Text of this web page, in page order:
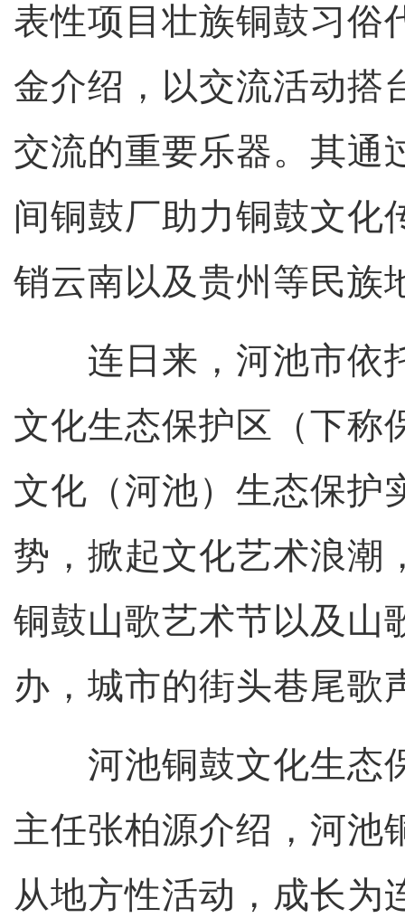
表性项目壮族铜鼓习俗
金介绍，以交流活动搭
交流的重要乐器。其通
间铜鼓厂助力铜鼓文化
销云南以及贵州等民族
连日来，河池市依
文化生态保护区（下
文化（河池）生态保护
势，掀起文化艺术浪潮
铜鼓山歌艺术节以及山
办，城市的街头巷尾歌
河池铜鼓文化生态
主任张柏源介绍，河池
从地方性活动，成长为